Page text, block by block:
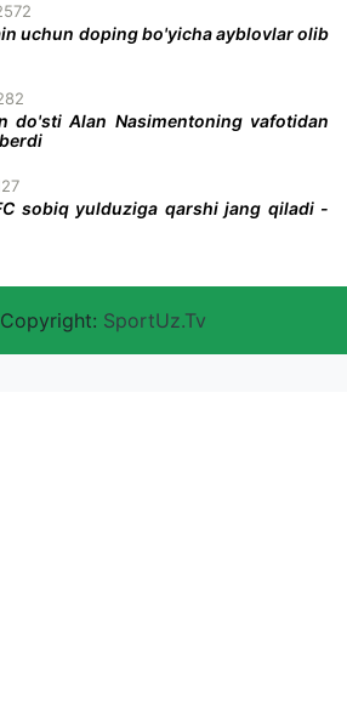
uchun doping bo'yicha ayblovlar olib
do'sti Alan Nasimentoning vafotidan
sobiq yulduziga qarshi jang qiladi -
SportUz.Tv